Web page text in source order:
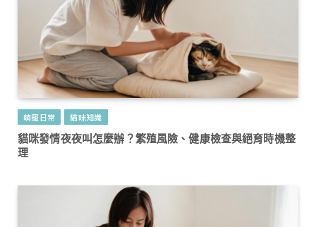
萌寵日常
貓咪知識
貓咪發情夜夜叫怎麼辦？繁殖風險、健康檢查與絕育時機整
理